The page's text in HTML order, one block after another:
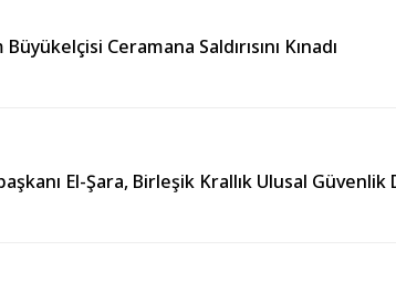
Ceramana Saldırısını Kınadı
El-Şara, Birleşik Krallık Ulusal Güvenlik